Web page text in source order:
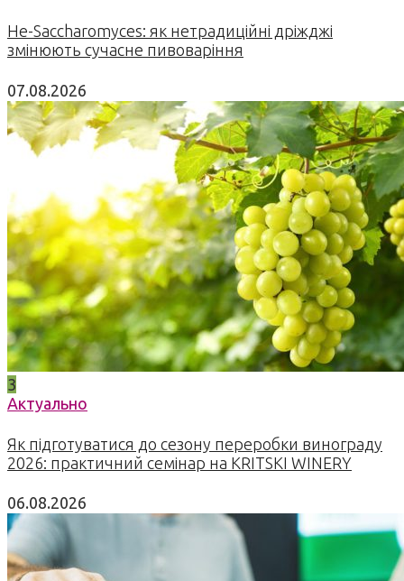
Не-Saccharomyces: як нетрадиційні дріжджі
змінюють сучасне пивоваріння
07.08.2026
3
Актуально
Як підготуватися до сезону переробки винограду
2026: практичний семінар на KRITSKI WINERY
06.08.2026